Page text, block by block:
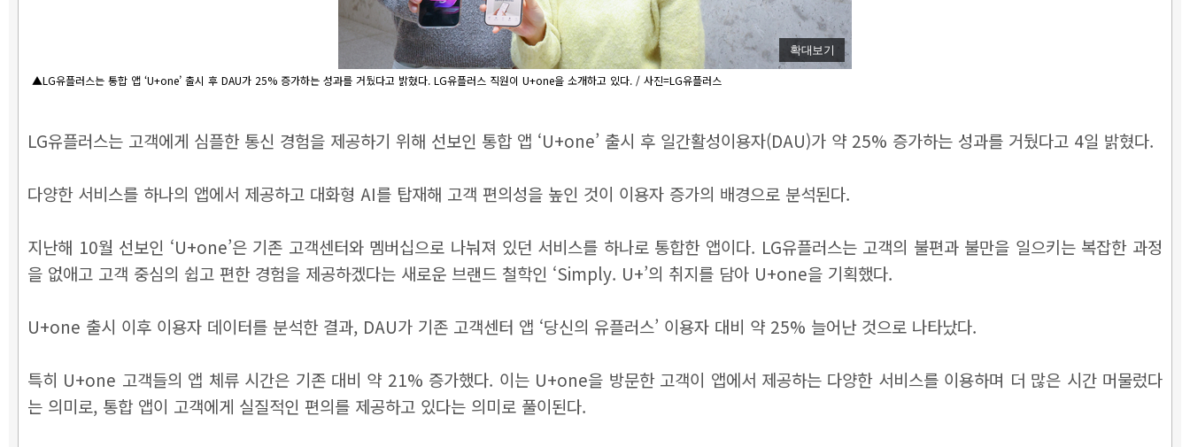
확대보기
▲LG유플러스는 통합 앱 ‘U+one’ 출시 후 DAU가 25% 증가하는 성과를 거뒀다고 밝혔다. LG유플러스 직원이 U+one을 소개하고 있다. / 사진=LG유플러스
LG유플러스는 고객에게 심플한 통신 경험을 제공하기 위해 선보인 통합 앱 ‘U+one’ 출시 후 일간활성이용자(DAU)가 약 25% 증가하는 성과를 거뒀다고 4일 밝혔다.
다양한 서비스를 하나의 앱에서 제공하고 대화형 AI를 탑재해 고객 편의성을 높인 것이 이용자 증가의 배경으로 분석된다.
지난해 10월 선보인 ‘U+one’은 기존 고객센터와 멤버십으로 나눠져 있던 서비스를 하나로 통합한 앱이다. LG유플러스는 고객의 불편과 불만을 일으키는 복잡한 과정
을 없애고 고객 중심의 쉽고 편한 경험을 제공하겠다는 새로운 브랜드 철학인 ‘Simply. U+’의 취지를 담아 U+one을 기획했다.
U+one 출시 이후 이용자 데이터를 분석한 결과, DAU가 기존 고객센터 앱 ‘당신의 유플러스’ 이용자 대비 약 25% 늘어난 것으로 나타났다.
특히 U+one 고객들의 앱 체류 시간은 기존 대비 약 21% 증가했다. 이는 U+one을 방문한 고객이 앱에서 제공하는 다양한 서비스를 이용하며 더 많은 시간 머물렀다
는 의미로, 통합 앱이 고객에게 실질적인 편의를 제공하고 있다는 의미로 풀이된다.